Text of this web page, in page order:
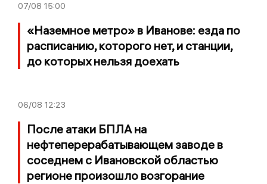
07/08 15:00
«Наземное метро» в Иванове: езда по
расписанию, которого нет, и станции,
до которых нельзя доехать
06/08 12:23
После атаки БПЛА на
нефтеперерабатывающем заводе в
соседнем с Ивановской областью
регионе произошло возгорание